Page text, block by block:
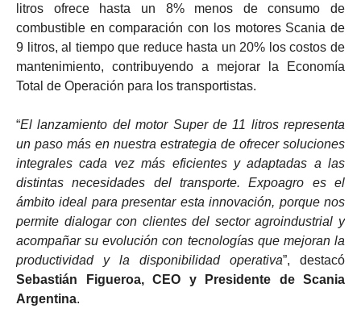
litros ofrece hasta un 8% menos de consumo de
combustible en comparación con los motores Scania de
9 litros, al tiempo que reduce hasta un 20% los costos de
mantenimiento, contribuyendo a mejorar la Economía
Total de Operación para los transportistas.
“El lanzamiento del motor Super de 11 litros representa
un paso más en nuestra estrategia de ofrecer soluciones
integrales cada vez más eficientes y adaptadas a las
distintas necesidades del transporte. Expoagro es el
ámbito ideal para presentar esta innovación, porque nos
permite dialogar con clientes del sector agroindustrial y
acompañar su evolución con tecnologías que mejoran la
productividad y la disponibilidad operativa”, destacó
Sebastián Figueroa, CEO y Presidente de Scania
Argentina.